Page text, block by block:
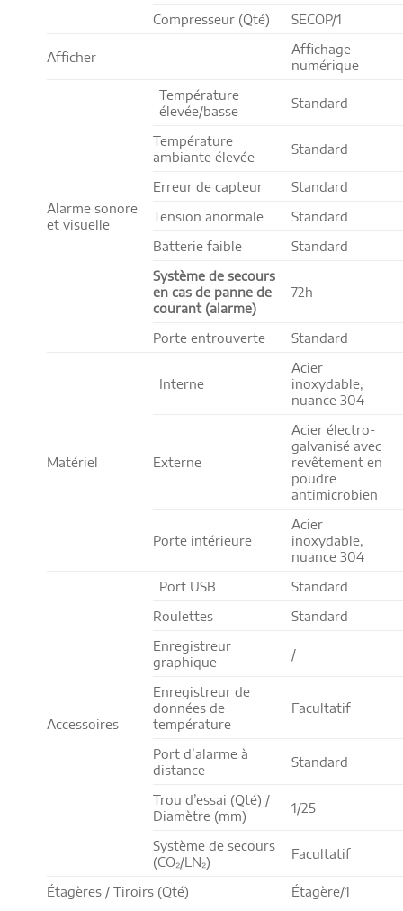
Compresseur (Qté) SECOP/1
Afficher
Affichage
numérique
Alarme sonore
et visuelle
Température
élevée/basse
Standard
Température
ambiante élevée
Standard
Erreur de capteur
Standard
Tension anormale
Standard
Batterie faible
Standard
Système de secours
en cas de panne de
courant (alarme)
72h
Porte entrouverte Standard
Matériel
Interne
Acier
inoxydable,
nuance 304
Externe
Acier électro-
galvanisé avec
revêtement en
poudre
antimicrobien
Porte intérieure
Acier
inoxydable,
nuance 304
Accessoires
Port USB
Standard
Roulettes
Standard
Enregistreur
graphique
/
Enregistreur de
données de
température
Facultatif
Port d’alarme à
distance
Standard
Trou d’essai (Qté) /
Diamètre (mm)
1/25
Système de secours
(CO₂/LN₂)
Facultatif
Étagères / Tiroirs (Qté) Étagère/1